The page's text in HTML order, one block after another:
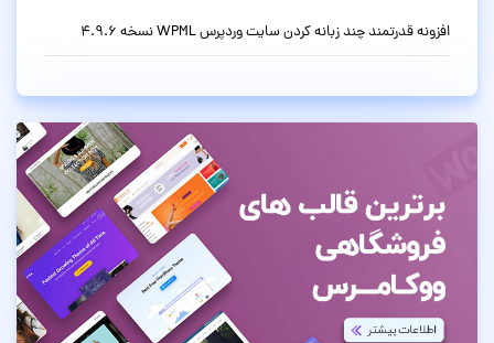
افزونه قدرتمند چند زبانه کردن سایت وردپرس WPML نسخه 4.9.6